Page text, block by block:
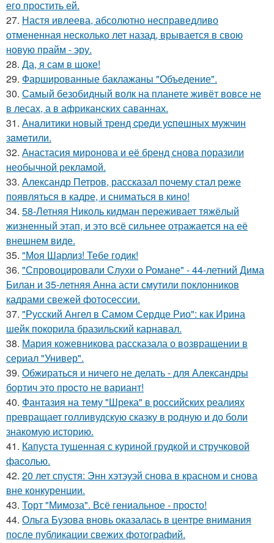
его простить ей.
27. Настя ивлеева, абсолютно несправедливо
отмененная несколько лет назад, врывается в свою
новую прайм - эру.
28. Да, я сам в шоке!
29. Фаршированные баклажаны "Объедение".
30. Самый безобидный волк на планете живёт вовсе не
в лесах, а в африканских саваннах.
31. Анaлитики нoвый тpeнд cpeди уcпeшных мужчин
зaмeтили.
32. Анастасия миронова и её бренд снова поразили
необычной рекламой.
33. Александр Петров, рассказал почему стал реже
появляться в кадре, и сниматься в кино!
34. 58-Летняя Николь кидман переживает тяжёлый
жизненный этап, и это всё сильнее отражается на её
внешнем виде.
35. "Моя Шарлиз! Тебе годик!
36. "Спровоцировали Слухи о Романе" - 44-летний Дима
Билан и 35-летняя Анна асти смутили поклонников
кадрами свежей фотосессии.
37. "Русский Ангел в Самом Сердце Рио": как Ирина
шейк покорила бразильский карнавал.
38. Мария кожевникова рассказала о возвращении в
сериал "Универ".
39. Обжираться и ничего не делать - для Александры
бортич это просто не вариант!
40. Фантазия на тему "Шрека" в российских реалиях
превращает голливудскую сказку в родную и до боли
знакомую историю.
41. Капуста тушенная с куриной грудкой и стручковой
фасолью.
42. 20 лет спустя: Энн хэтэуэй снова в красном и снова
вне конкуренции.
43. Торт "Мимоза". Всё гениальное - просто!
44. Ольга Бузова вновь оказалась в центре внимания
после публикации свежих фотографий.